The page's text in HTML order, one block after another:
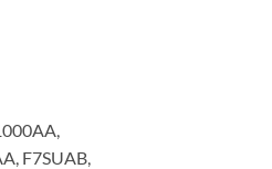
F7SUAB,